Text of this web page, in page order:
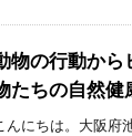
物の行動から
たちの自然健
んにちは。大阪府